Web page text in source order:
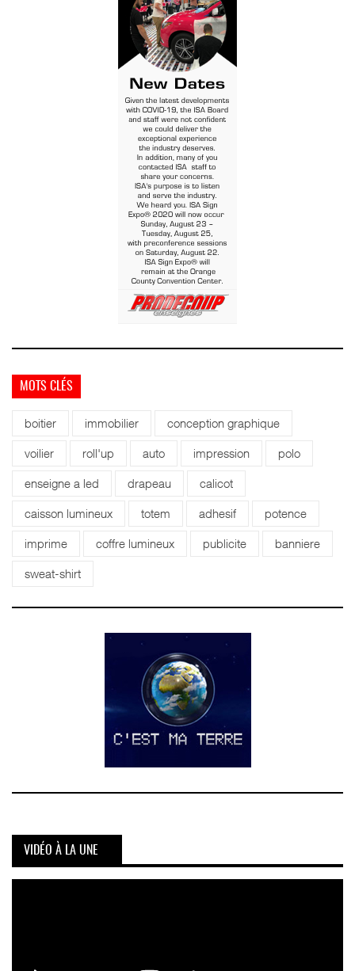
MOTS CLÉS
boitier immobilier conception graphique
voilier roll'up auto impression polo
enseigne a led drapeau calicot
caisson lumineux totem adhesif potence
imprime coffre lumineux publicite banniere
sweat-shirt
VIDÉO À LA UNE